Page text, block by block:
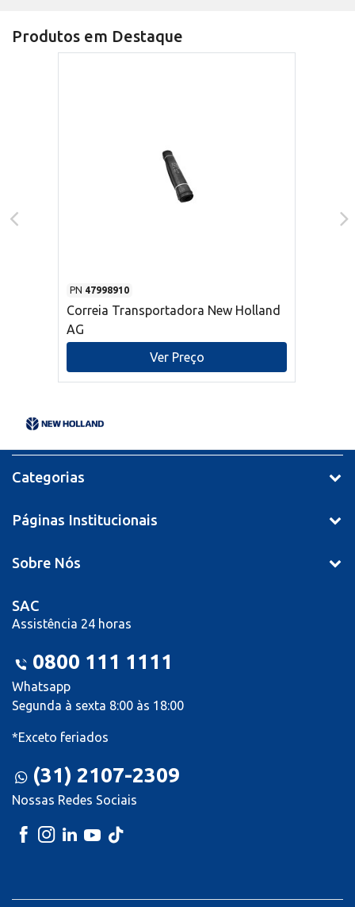
Produtos em Destaque
PN 47998910
Correia Transportadora New Holland
AG
Ver Preço
Categorias
Páginas Institucionais
Sobre Nós
SAC
Assistência 24 horas
0800 111 1111
Whatsapp
Segunda à sexta 8:00 às 18:00
*Exceto feriados
(31) 2107-2309
Nossas Redes Sociais